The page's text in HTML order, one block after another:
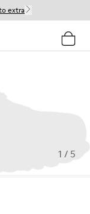
extra
1 / 5